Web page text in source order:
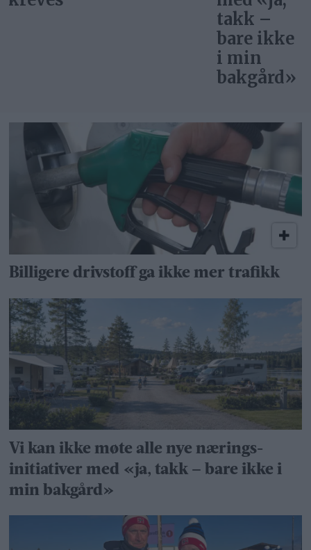
Billigere drivstoff ga ikke mer trafikk
Vi kan ikke møte alle nye nærings­
initiativer med «ja, takk – bare ikke i
min bakgård»